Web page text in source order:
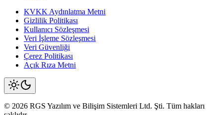
KVKK Aydınlatma Metni
Gizlilik Politikası
Kullanıcı Sözleşmesi
Veri İşleme Sözleşmesi
Veri Güvenliği
Çerez Politikası
Açık Rıza Metni
© 2026 RGS Yazılım ve Bilişim Sistemleri Ltd. Şti. Tüm hakları